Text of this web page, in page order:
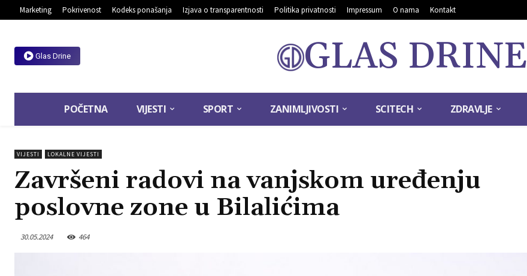
Marketing Pokrivenost Kodeks ponašanja Izjava o transparentnosti Politika privatnosti Impressum O nama Kontakt
Glas Drine GLAS DRINE
POČETNA VIJESTI SPORT ZANIMLJIVOSTI SCITECH ZDRAVLJE
VIJESTI LOKALNE VIJESTI
Završeni radovi na vanjskom uređenju
poslovne zone u Bilalićima
30.05.2024 464